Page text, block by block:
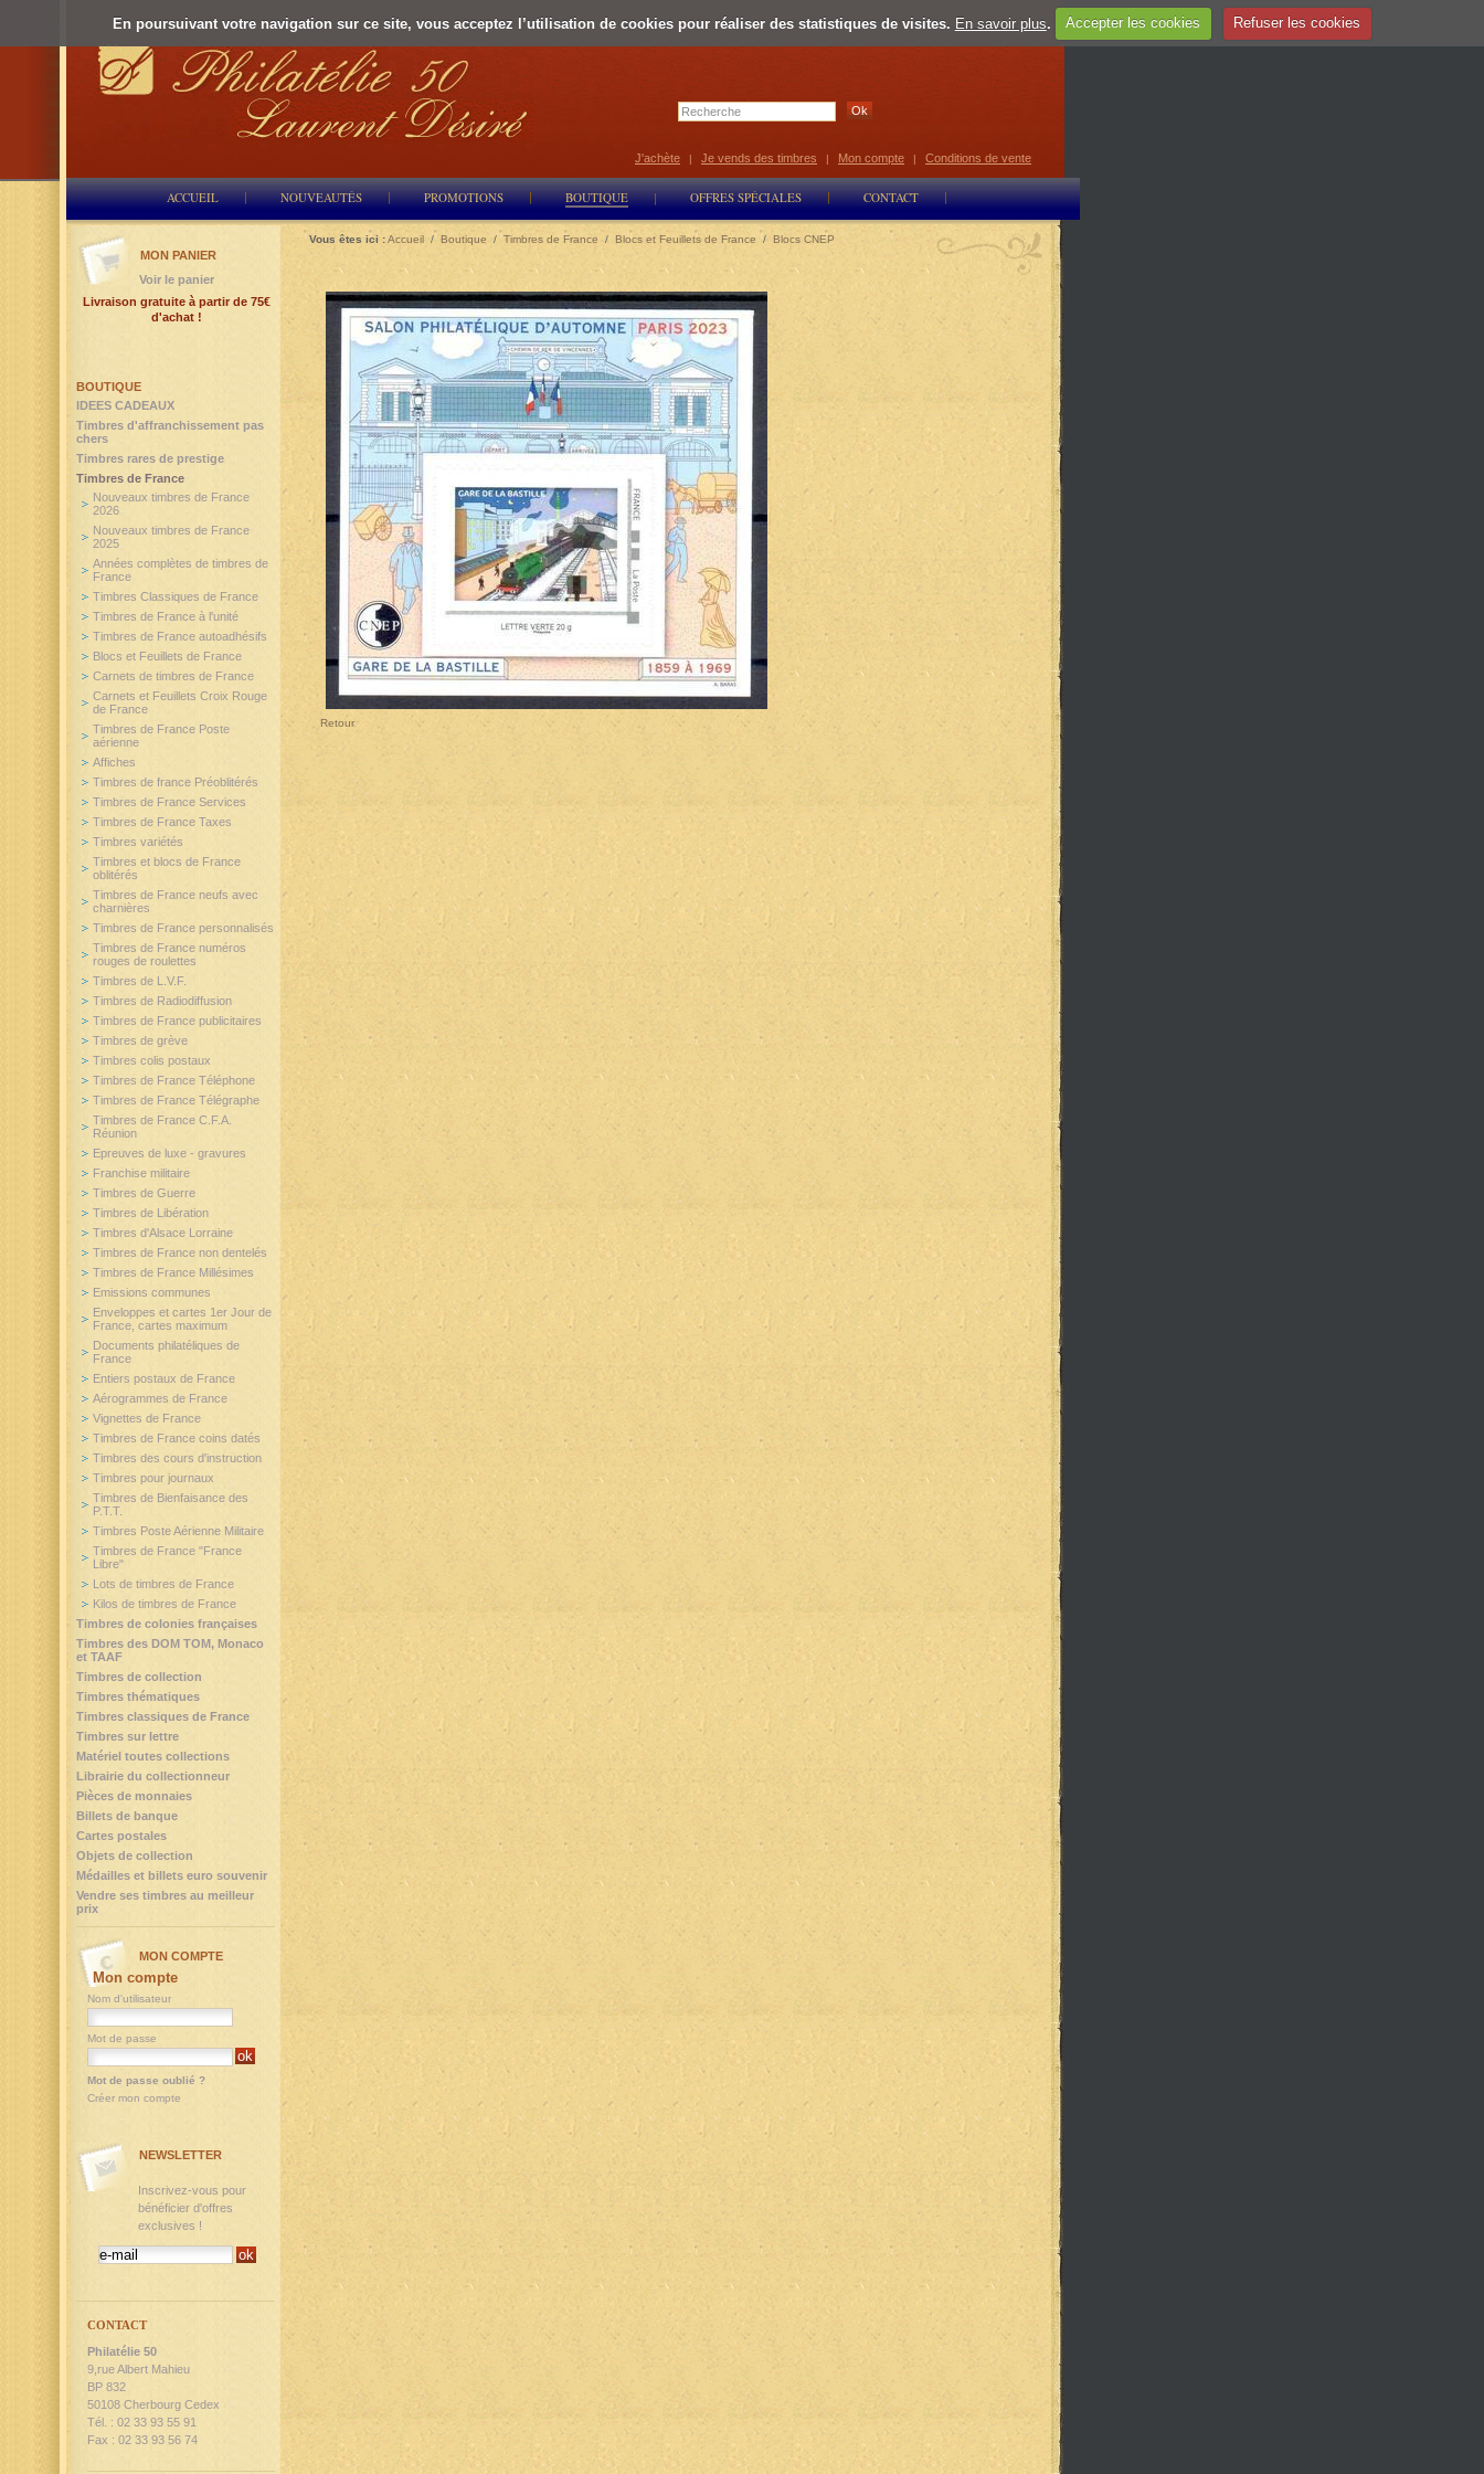
En poursuivant votre navigation sur ce site, vous acceptez l’utilisation de cookies pour réaliser des statistiques de visites. En savoir plus. Accepter les cookies Refuser les cookies
Select Language ▼
ACCUEIL NOUVEAUTÉS PROMOTIONS BOUTIQUE OFFRES SPÉCIALES CONTACT
J'achète | Je vends des timbres | Mon compte | Conditions de vente
Vous êtes ici :Accueil / Boutique /Timbres de France / Blocs et Feuillets de France / Blocs CNEP
Retour
BOUTIQUE
IDEES CADEAUX
Timbres d'affranchissement pas
chers
Timbres rares de prestige
Timbres de France
Nouveaux timbres de France
2026
Nouveaux timbres de France
2025
Années complètes de timbres de
France
Timbres Classiques de France
Timbres de France à l'unité
Timbres de France autoadhésifs
Blocs et Feuillets de France
Carnets de timbres de France
Carnets et Feuillets Croix Rouge
de France
Timbres de France Poste
aérienne
Affiches
Timbres de france Préoblitérés
Timbres de France Services
Timbres de France Taxes
Timbres variétés
Timbres et blocs de France
oblitérés
Timbres de France neufs avec
charnières
Timbres de France personnalisés
Timbres de France numéros
rouges de roulettes
Timbres de L.V.F.
Timbres de Radiodiffusion
Timbres de France publicitaires
Timbres de grève
Timbres colis postaux
Timbres de France Téléphone
Timbres de France Télégraphe
Timbres de France C.F.A.
Réunion
Epreuves de luxe - gravures
Franchise militaire
Timbres de Guerre
Timbres de Libération
Timbres d'Alsace Lorraine
Timbres de France non dentelés
Timbres de France Millésimes
Emissions communes
Enveloppes et cartes 1er Jour de
France, cartes maximum
Documents philatéliques de
France
Entiers postaux de France
Aérogrammes de France
Vignettes de France
Timbres de France coins datés
Timbres des cours d'instruction
Timbres pour journaux
Timbres de Bienfaisance des
P.T.T.
Timbres Poste Aérienne Militaire
Timbres de France "France
Libre"
Lots de timbres de France
Kilos de timbres de France
Timbres de colonies françaises
Timbres des DOM TOM, Monaco
et TAAF
Timbres de collection
Timbres thématiques
Timbres classiques de France
Timbres sur lettre
Matériel toutes collections
Librairie du collectionneur
Pièces de monnaies
Billets de banque
Cartes postales
Objets de collection
Médailles et billets euro souvenir
Vendre ses timbres au meilleur
prix
MON PANIER
Voir le panier
Livraison gratuite à partir de 75€
d'achat !
MON COMPTE
Mon compte
Nom d'utilisateur
Mot de passe
Mot de passe oublié ?
Créer mon compte
NEWSLETTER
Inscrivez-vous pour
bénéficier d'offres
exclusives !
CONTACT
Philatélie 50
9,rue Albert Mahieu
BP 832
50108 Cherbourg Cedex
Tél. : 02 33 93 55 91
Fax : 02 33 93 56 74